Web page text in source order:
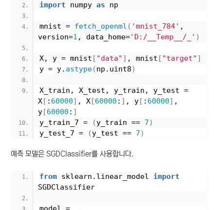
import numpy as np
mnist = fetch_openml ( 'mnist_784' ,
version=1 , data_home='D:/__Temp__/_' )
X, y = mnist [ "data" ] , mnist [ "target" ]
y = y. astype(np.uint8)
X_train, X_test, y_train, y_test =
X[ : 60000] , X[60000 : ] , y[ : 60000] ,
y[60000 : ]
y_train_7 =
(y_train == 7)
y_test_7 =
(y_test == 7)
예측 모델은 SGDClassifier를 사용합니다.
from sklearn.linear_model import
SGDClassifier